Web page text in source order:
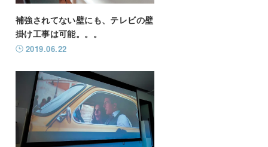
補強されてない壁にも、テレビの壁
掛け工事は可能。。。
2019.06.22